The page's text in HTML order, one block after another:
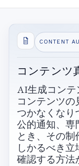
CONTENT
コンテンツ​
AI生成コンテ
コンテンツの​
つかなくなり
公的通知、​専
とき、​その​制
しかるべき
確認する​方​法